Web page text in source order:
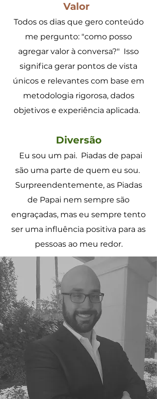
Valor
Todos os dias que gero conteúdo
me pergunto: "como posso
agregar valor à conversa?" Isso
significa gerar pontos de vista
únicos e relevantes com base em
metodologia rigorosa, dados
objetivos e experiência aplicada.
Diversão
Eu sou um pai. Piadas de papai
são uma parte de quem eu sou.
Surpreendentemente, as Piadas
de Papai nem sempre são
engraçadas, mas eu sempre tento
ser uma influência positiva para as
pessoas ao meu redor.